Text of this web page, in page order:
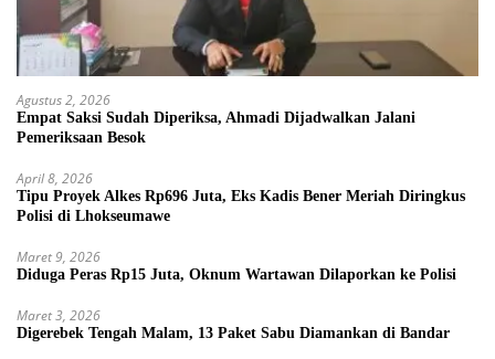
Agustus 2, 2026
Empat Saksi Sudah Diperiksa, Ahmadi Dijadwalkan Jalani
Pemeriksaan Besok
April 8, 2026
Tipu Proyek Alkes Rp696 Juta, Eks Kadis Bener Meriah Diringkus
Polisi di Lhokseumawe
Maret 9, 2026
Diduga Peras Rp15 Juta, Oknum Wartawan Dilaporkan ke Polisi
Maret 3, 2026
Digerebek Tengah Malam, 13 Paket Sabu Diamankan di Bandar